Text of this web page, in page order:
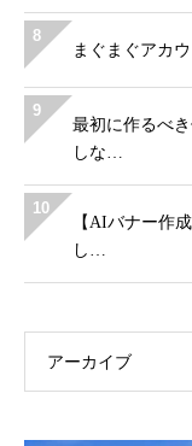
8
まぐまぐアカ
9
最初に作るべ
しな…
10
【AIバナー作
し…
アーカイブ